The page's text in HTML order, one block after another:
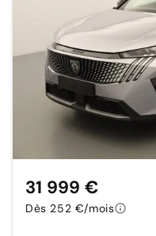
31 999 €
Dès 252 €/mois